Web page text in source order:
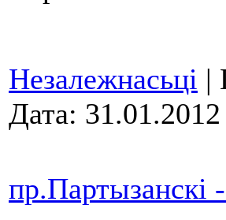
Незалежнасьці |
Дата: 31.01.2012